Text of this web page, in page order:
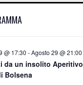
@ 17:30 -Agosto 29 @ 21:00
da un insolito
Bolsena